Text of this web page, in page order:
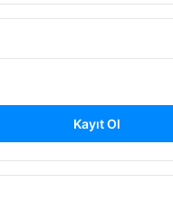
Kayıt Ol